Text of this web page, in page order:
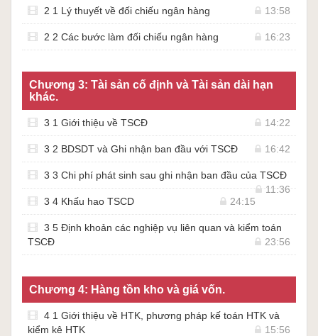
2 1 Lý thuyết về đối chiếu ngân hàng 13:58
2 2 Các bước làm đối chiếu ngân hàng 16:23
Chương 3: Tài sản cố định và Tài sản dài hạn
khác.
3 1 Giới thiệu về TSCĐ 14:22
3 2 BDSDT và Ghi nhận ban đầu với TSCĐ 16:42
3 3 Chi phí phát sinh sau ghi nhận ban đầu của TSCĐ
11:36
3 4 Khấu hao TSCD
24:15
3 5 Định khoản các nghiệp vụ liên quan và kiểm toán
TSCĐ
23:56
Chương 4: Hàng tồn kho và giá vốn.
4 1 Giới thiệu về HTK, phương pháp kế toán HTK và
kiểm kê HTK
15:56